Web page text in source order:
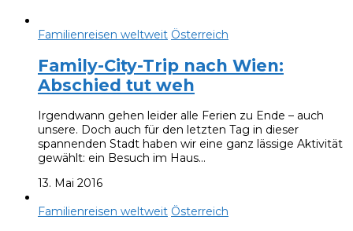
Familienreisen weltweit Österreich
Family-City-Trip nach Wien:
Abschied tut weh
Irgendwann gehen leider alle Ferien zu Ende – auch
unsere. Doch auch für den letzten Tag in dieser
spannenden Stadt haben wir eine ganz lässige Aktivität
gewählt: ein Besuch im Haus…
13. Mai 2016
Familienreisen weltweit Österreich